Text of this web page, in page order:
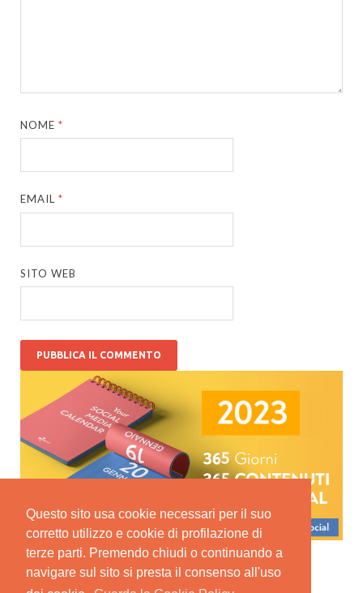
Questo sito usa cookie necessari per il suo
corretto utilizzo e cookie di profilazione di
terze parti. Premendo chiudi o continuando a
navigare sul sito si presta il consenso all'uso
NOME*
EMAIL*
SITO WEB